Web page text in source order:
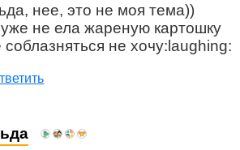
нее, это не моя тема))
не ела жареную картошку
не хочу:laughing: